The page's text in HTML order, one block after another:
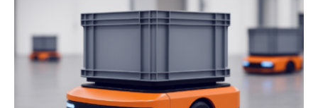
an der Achse Kettenhofweg/Robert-Mayer-Straße
durch. Wie diese angenommen werden und was sie
bewirken, haben Forscher*innen der Frankfurt University
of Applied Sciences (Frankfurt UAS) untersucht und
ziehen insgesamt eine positive Bilanz. Gemeinsam mit
Vertreter*innen der Stadt Frankfurt stellten sie am 15.